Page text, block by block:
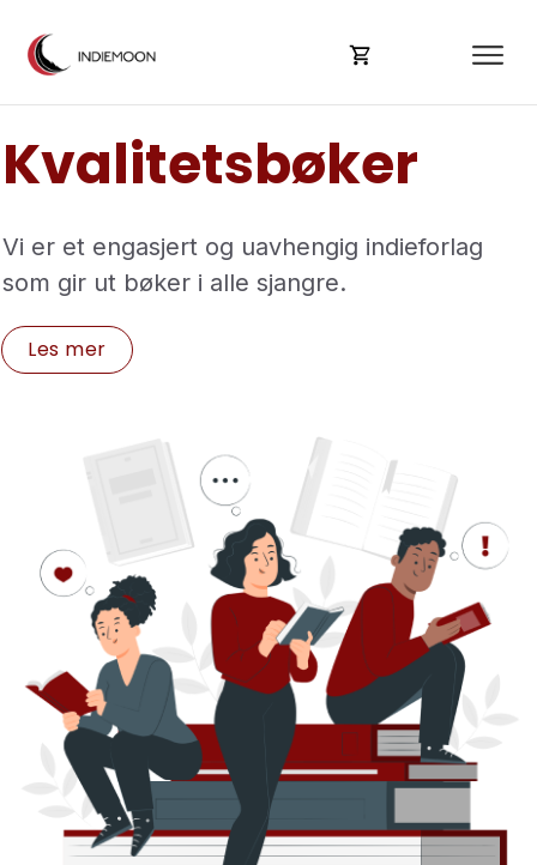
Kvalitetsbøker
Vi er et engasjert og uavhengig indieforlag
som gir ut bøker i alle sjangre.
Les mer